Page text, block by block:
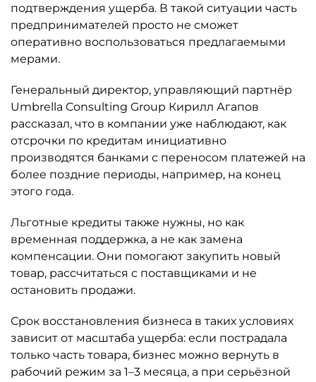
подтверждения ущерба. В такой ситуации часть
предпринимателей просто не сможет
оперативно воспользоваться предлагаемыми
мерами.
Генеральный директор, управляющий партнёр
Umbrella Consulting Group Кирилл Агапов
рассказал, что в компании уже наблюдают, как
отсрочки по кредитам инициативно
производятся банками с переносом платежей на
более поздние периоды, например, на конец
этого года.
Льготные кредиты также нужны, но как
временная поддержка, а не как замена
компенсации. Они помогают закупить новый
товар, рассчитаться с поставщиками и не
остановить продажи.
Срок восстановления бизнеса в таких условиях
зависит от масштаба ущерба: если пострадала
только часть товара, бизнес можно вернуть в
рабочий режим за 1–3 месяца, а при серьёзной